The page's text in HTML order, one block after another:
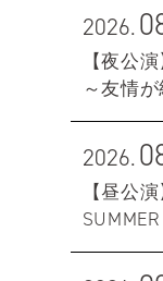
2026.
【夜公
～友情
2026.
【昼公
SUMMER